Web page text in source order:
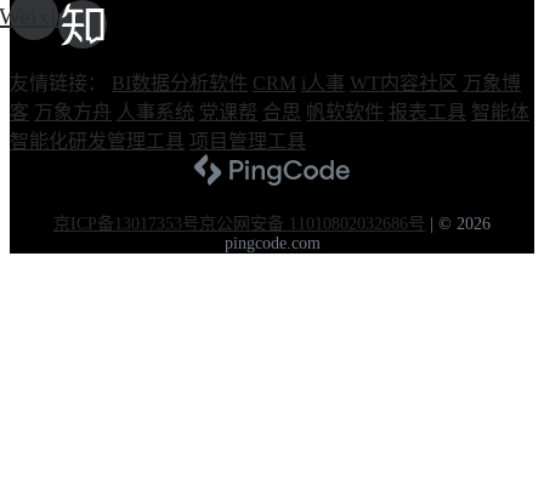
Weixin
友情链接： BI数据分析软件 CRM i人事 WT内容社区 万象博
客 万象方舟 人事系统 党课帮 合思 帆软软件 报表工具 智能体
智能化研发管理工具 项目管理工具
京ICP备13017353号京公网安备 11010802032686号 | © 2026
pingcode.com